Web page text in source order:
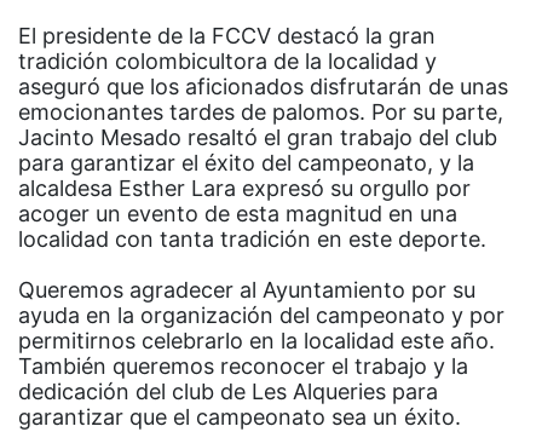
El presidente de la FCCV destacó la gran
tradición colombicultora de la localidad y
aseguró que los aficionados disfrutarán de unas
emocionantes tardes de palomos. Por su parte,
Jacinto Mesado resaltó el gran trabajo del club
para garantizar el éxito del campeonato, y la
alcaldesa Esther Lara expresó su orgullo por
acoger un evento de esta magnitud en una
localidad con tanta tradición en este deporte.
Queremos agradecer al Ayuntamiento por su
ayuda en la organización del campeonato y por
permitirnos celebrarlo en la localidad este año.
También queremos reconocer el trabajo y la
dedicación del club de Les Alqueries para
garantizar que el campeonato sea un éxito.